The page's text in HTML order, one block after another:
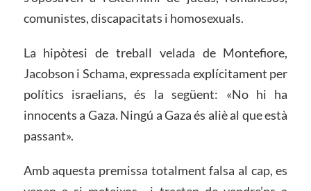
comunistes, discapacitats i homosexuals.
La hipòtesi de treball velada de Montefiore,
Jacobson i Schama, expressada explícitament per
polítics israelians, és la següent: «No hi ha
innocents a Gaza. Ningú a Gaza és aliè al que està
passant».
Amb aquesta premissa totalment falsa al cap, es